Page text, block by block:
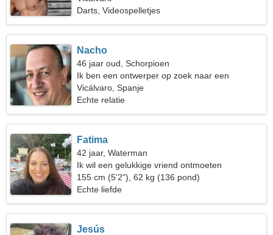
Darts, Videospelletjes
Nacho
46 jaar oud, Schorpioen
Ik ben een ontwerper op zoek naar een
gepassioneerde vrouw
Vicálvaro, Spanje
Echte relatie
Fatima
42 jaar, Waterman
Ik wil een gelukkige vriend ontmoeten
155 cm (5'2"), 62 kg (136 pond)
Echte liefde
Jesús